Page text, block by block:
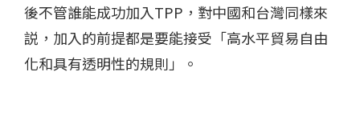
後不管誰能成功加入TPP，對中國和台灣同樣來
説，加入的前提都是要能接受「高水平貿易自由
化和具有透明性的規則」。